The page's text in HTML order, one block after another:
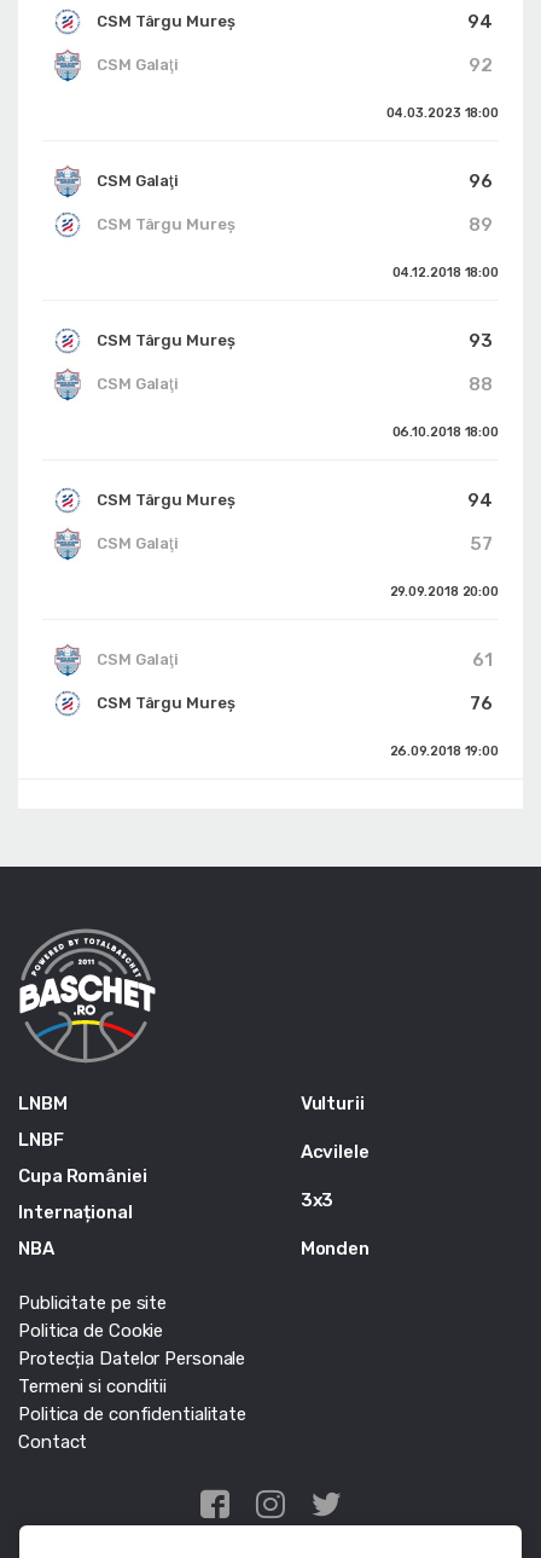
CSM Târgu Mureș
94
92
CSM Galaţi
04.03.2023 18:00
CSM Galaţi
96
89
CSM Târgu Mureș
04.12.2018 18:00
CSM Târgu Mureș
93
88
CSM Galaţi
06.10.2018 18:00
CSM Târgu Mureș
94
57
CSM Galaţi
29.09.2018 20:00
CSM Galaţi
61
76
CSM Târgu Mureș
26.09.2018 19:00
LNBM
LNBF
Cupa României
Internațional
NBA
Vulturii
Acvilele
3x3
Monden
Publicitate pe site
Politica de Cookie
Protecția Datelor Personale
Termeni si conditii
Politica de confidentialitate
Contact